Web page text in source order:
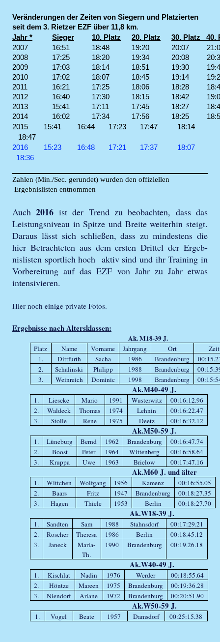
Veränderungen der Zeiten von Siegern und Platzierten
seit dem 3. Rietzer EZF über 11,8 km.
Jahr *
Sieger 10. Platz 20. Platz
30. Platz 40.
2007
16:51 18:48 19:20
20:07
2008
17:25 18:20 19:34
20:08
2009
17:03 18:14 18:51
19:30
2010
17:02 18:07 18:45
19:14
2011
16:21 17:25 18:06
18:28
2012
16:40 17:30 18:15
18:42
2013
15:41 17:11 17:45
18:27
2014
16:02 17:34 17:56
18:25
2015 15:41 16:44 17:23 17:47 18:14
18:47
2016 15:23 16:48 17:21 17:37 18:07
18:36
Zahlen (Min./Sec. gerundet) wurden den offiziellen
Ergebnislisten entnommen
Auch2016 ist der Trend zu beobachten, dass das
Leistungsniveau in Spitze und Breite weiterhin steigt.
Daraus lässt sich schließen, dass zu mindestens die
hier Betrachteten aus dem ersten Drittel der Ergeb-
nislisten sportlich hoch aktiv sind und ihr Training in
Vorbereitung auf das EZF von Jahr zu Jahr etwas
intensivieren.
Hier noch einige private Fotos.
Ergebnisse nach Altersklassen:
Ak. M18-39 J.
Platz Name Vorname Jahrgang Ort
Zeit
1.
Dittfurth Sacha 1986 Brandenburg
2.
Schalinski Philipp 1988 Brandenburg
3.
Weinreich Dominic 1998 Brandenburg
Ak.M40-49 J.
1. Lieseke Mario 1991 Wusterwitz
00:16:12.96
2.
Waldeck Thomas 1974 Lehnin
00:16:22.47
3.
Stolle Rene 1975 Deetz 00:16:32.12
Ak.M50-59 J.
1. Lüneburg Bernd 1962 Brandenburg
00:16:47.74
2.
Boost Peter 1964 Wittenberg
00:16:58.64
3.
Kruppa Uwe 1963 Brielow 00:17:47.16
Ak.M60 J. und älter
1. Wittchen Wolfgang 1956 Kamenz
00:16:55.05
2.
Baars Fritz 1947 Brandenburg
00:18:27.35
3.
Hagen Thiele 1953 Berlin 00:18:27.70
Ak.W18-39 J.
1. Sandten Sam 1988 Stahnsdorf
00:17:29.21
2.
Roscher Theresa 1986 Berlin
00:18.45.12
3.
Janeck
Maria-
Th.
1990 Brandenburg 00:19.26.18
Ak.W40-49 J.
1. Kischlat Nadin 1976 Werder
00:18:55.64
2.
Höntze Mareen 1975 Brandenburg
00:19:36.28
3.
Niendorf Ariane 1972 Brandenburg 00:20:51.90
Ak.W50-59 J.
1. Vogel Beate 1957 Damsdorf 00:25:15.38